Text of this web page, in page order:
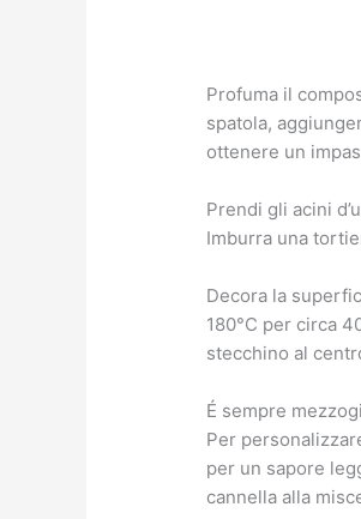
Profuma il
spatola,
ottenere un
Prendi gli acini
Imburra una
Decora la
180°C per circa
stecchino al
É sempre
Per
per un sapore
cannella alla